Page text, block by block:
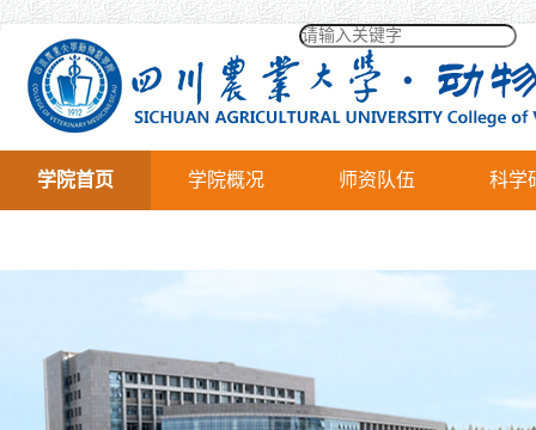
学院首页 学院概况 师资队伍 科学